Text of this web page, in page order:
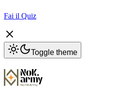
Fai il Quiz
Toggle theme